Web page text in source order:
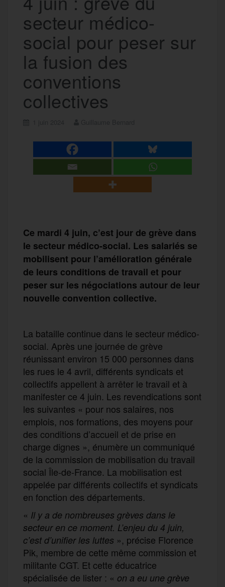
secteur médico-
social pour peser sur
la fusion des
conventions
collectives
Ce mardi 4 juin, c’est jour de grève dans
le secteur médico-social. Les salariés se
mobilisent pour l’amélioration générale
de leurs conditions de travail et pour
peser sur les négociations autour de leur
nouvelle convention collective.
La bataille continue dans le secteur médico-
social. Après une journée de grève
réunissant environ 15 000 personnes dans
les rues le 4 avril, différents syndicats et
collectifs appellent à arrêter le travail et à
manifester ce 4 juin. Les revendications sont
les suivantes « pour nos salaires, nos
emplois, nos formations, des moyens pour
des conditions d’accueil et de prise en
charge dignes », énumère un communiqué
de la commission de mobilisation du travail
social Île-de-France. La mobilisation est
appelée par différents collectifs et syndicats
en fonction des départements.
« Il y a de nombreuses grèves dans le
secteur en ce moment. L’enjeu du 4 juin,
c’est d’unifier les luttes », précise Florence
Pik, membre de cette même commission et
militante CGT. Et cette éducatrice
spécialisée de lister : « on a eu une grève